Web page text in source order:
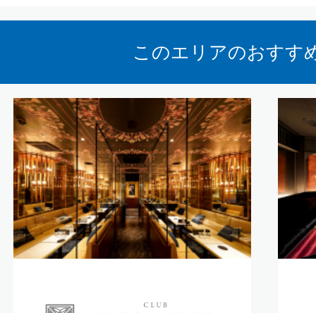
このエリアのおすす